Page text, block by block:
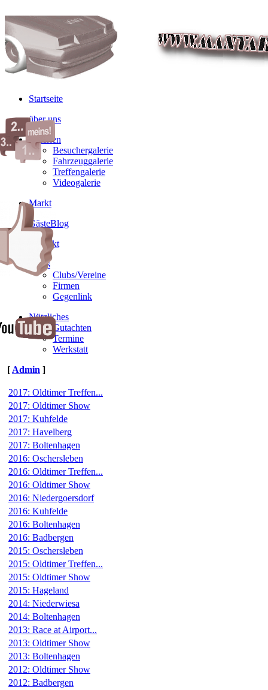
Startseite
über uns
Galerien
Besuchergalerie
Fahrzeuggalerie
Treffengalerie
Videogalerie
Markt
GästeBlog
Kontakt
Links
Clubs/Vereine
Firmen
Gegenlink
Nützliches
Gutachten
Termine
Werkstatt
[ Admin ]
2017: Oldtimer Treffen...
2017: Oldtimer Show
2017: Kuhfelde
2017: Havelberg
2017: Boltenhagen
2016: Oschersleben
2016: Oldtimer Treffen...
2016: Oldtimer Show
2016: Niedergoersdorf
2016: Kuhfelde
2016: Boltenhagen
2016: Badbergen
2015: Oschersleben
2015: Oldtimer Treffen...
2015: Oldtimer Show
2015: Hageland
2014: Niederwiesa
2014: Boltenhagen
2013: Race at Airport...
2013: Oldtimer Show
2013: Boltenhagen
2012: Oldtimer Show
2012: Badbergen